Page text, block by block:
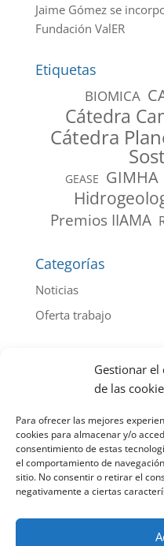
Gestionar
de las
Para ofrecer las mejores
cookies para almacenar y/o
consentimiento de estas
el comportamiento de
sitio. No consentir o retirar el
negativamente a ciertas
Jaime Gómez se
Fundación ValER
Etiquetas
BIOMICA
Cátedra
Cátedra
GEASE GIMHA
Premios IIAMA
Categorías
Noticias
Oferta trabajo
2024(112)
2023(107)
2022(85)